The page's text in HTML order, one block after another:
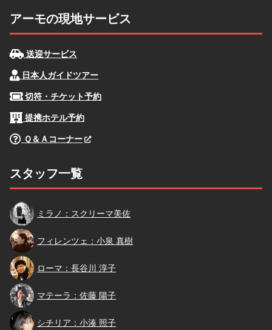
アーモの現地サービス
送迎サービス
日本人ガイドツアー
切符・チケット予約
提携ホテル予約
Ｑ＆Ａコーナー
スタッフ一覧
スクリーマ
ミラノ：スクリーマ美佐
小泉
フィレンツェ：小泉 真樹
長谷川
ローマ：長谷川 淳子
佐藤
マテーラ：佐藤 陽子
小湊
シチリア：小湊 照子